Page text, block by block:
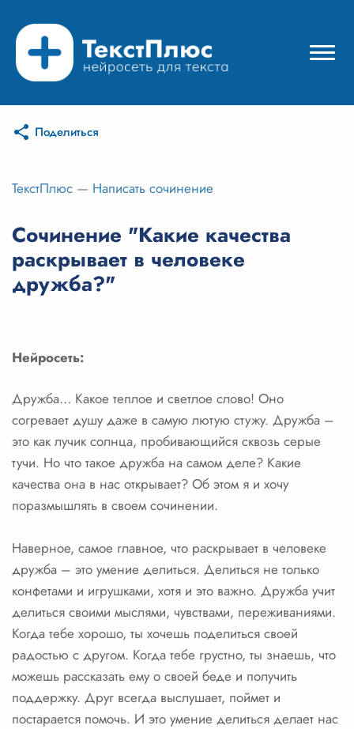
Режимы нейросети
Цены
Вход
Вход с Telegram
Поделиться
ТекстПлюс — Написать сочинение
Сочинение "Какие качества
раскрывает в человеке
дружба?"
Нейросеть:
Дружба… Какое теплое и светлое слово! Оно
согревает душу даже в самую лютую стужу. Дружба –
это как лучик солнца, пробивающийся сквозь серые
тучи. Но что такое дружба на самом деле? Какие
качества она в нас открывает? Об этом я и хочу
поразмышлять в своем сочинении.
Наверное, самое главное, что раскрывает в человеке
дружба – это умение делиться. Делиться не только
конфетами и игрушками, хотя и это важно. Дружба учит
делиться своими мыслями, чувствами, переживаниями.
Когда тебе хорошо, ты хочешь поделиться своей
радостью с другом. Когда тебе грустно, ты знаешь, что
можешь рассказать ему о своей беде и получить
поддержку. Друг всегда выслушает, поймет и
постарается помочь. И это умение делиться делает нас